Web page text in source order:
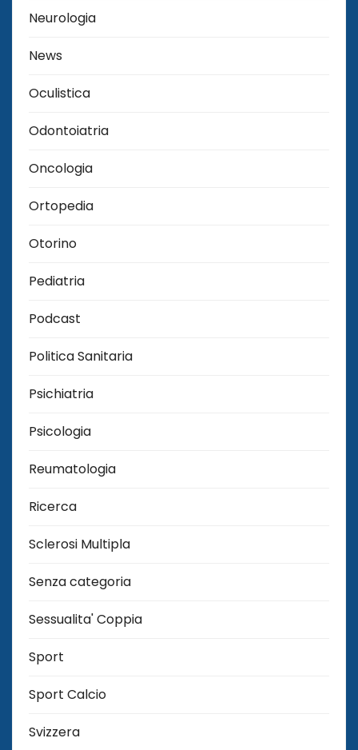
Neurologia
News
Oculistica
Odontoiatria
Oncologia
Ortopedia
Otorino
Pediatria
Podcast
Politica Sanitaria
Psichiatria
Psicologia
Reumatologia
Ricerca
Sclerosi Multipla
Senza categoria
Sessualita' Coppia
Sport
Sport Calcio
Svizzera